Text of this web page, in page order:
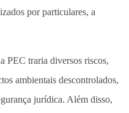
por particulares, a
PEC traria diversos riscos,
ambientais descontrolados,
jurídica. Além disso,